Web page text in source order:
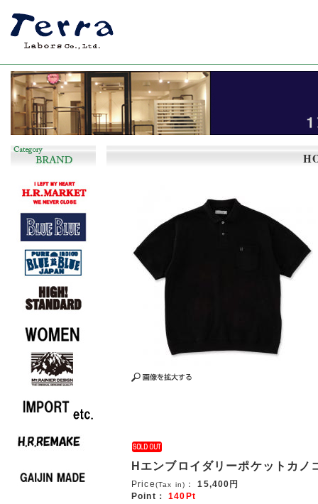
Hエンブロイダリーポケットカノ
Price(Tax in) ：15,400円
Point：
140Pt